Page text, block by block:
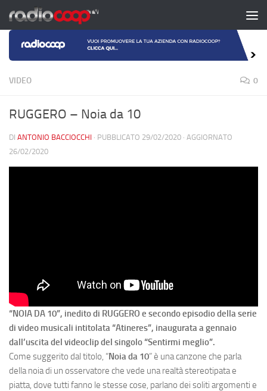
Salta al contenuto
VIDEO 0
RUGGERO – Noia da 10
DI ANTONIO BACCIOCCHI · PUBBLICATO 29/02/2020 · AGGIORNATO
26/02/2020
“NOIA DA 10”, inedito di RUGGERO e secondo episodio della serie
di video musicali intitolata “Atineres”, inaugurata a gennaio
dall’uscita del videoclip del singolo “Sentirmi meglio”.
Come suggerito dal titolo, “Noia da 10” è una canzone che parla
della noia di un osservatore che vede una realtà stereotipata e
piatta, dove tutti fanno le stesse cose, parlano dei soliti argomenti e